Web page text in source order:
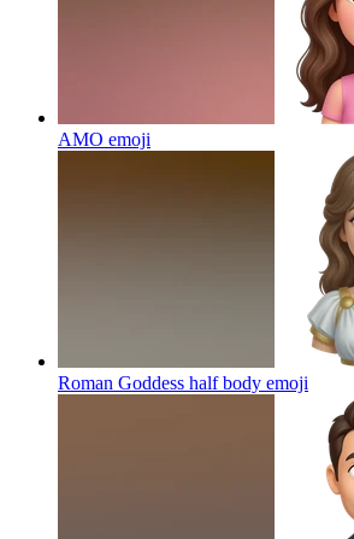
AMO emoji
Roman Goddess half body emoji